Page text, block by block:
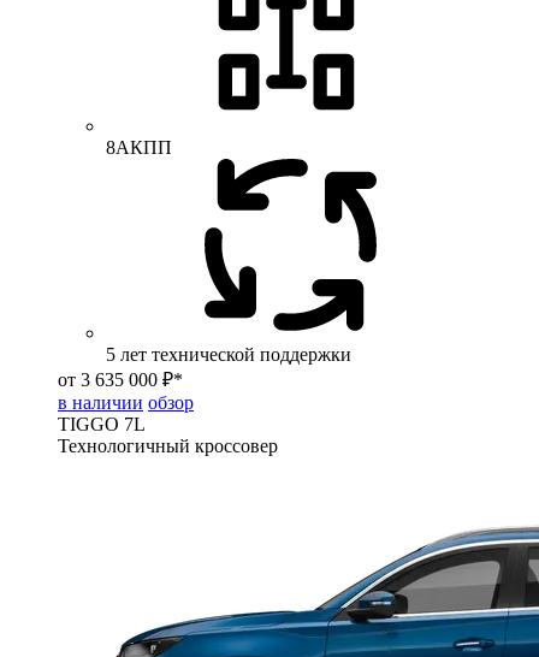
8АКПП
5 лет технической поддержки
от 3 635 000 ₽*
в наличии обзор
TIGGO 7L
Технологичный кроссовер